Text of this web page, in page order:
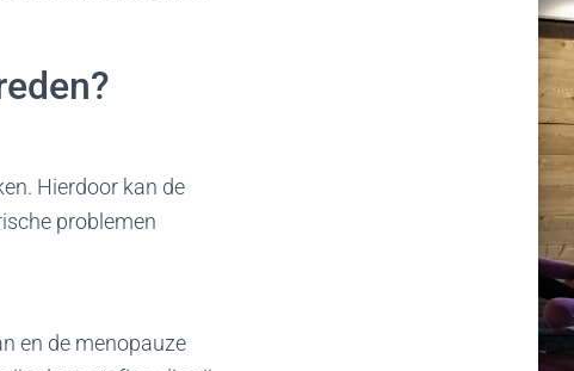
Hierdoor kan de
problemen
en de menopauze